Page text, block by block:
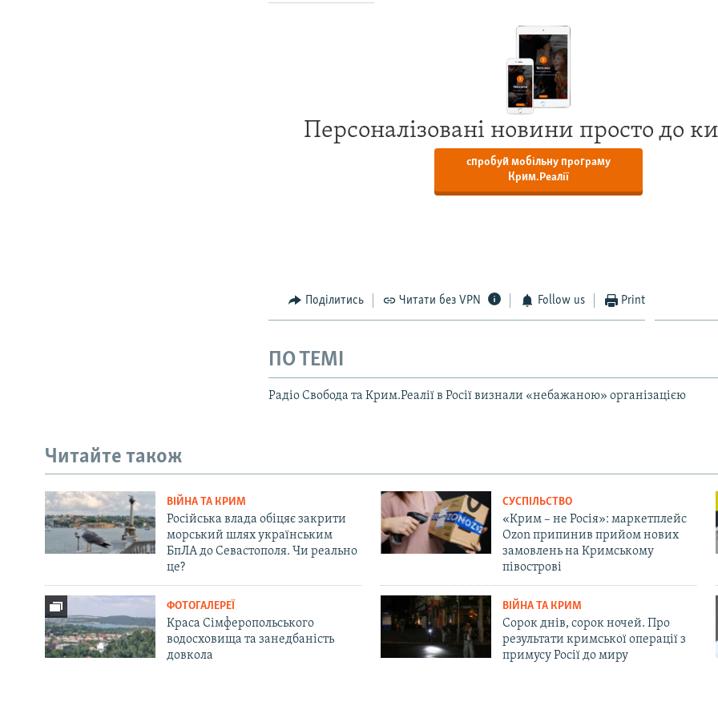
Персоналізовані новини просто до
спробуй мобільну програму
Крим.Реалії
Поділитись Читати без VPN Follow us Print
ПО ТЕМІ
Радіо Свобода та Крим.Реалії в Росії визнали «небажаною» організацією
Читайте також
ВІЙНА ТА КРИМ
Російська влада обіцяє закрити
морський шлях українським
БпЛА до Севастополя. Чи реально
це?
СУСПІЛЬСТВО
«Крим – не Росія»: маркетплейс
Ozon припинив прийом нових
замовлень на Кримському
півострові
ФОТОГАЛЕРЕЇ
Краса Сімферопольського
водосховища та занедбаність
довкола
ВІЙНА ТА КРИМ
Сорок днів, сорок ночей. Про
результати кримської операції з
примусу Росії до миру